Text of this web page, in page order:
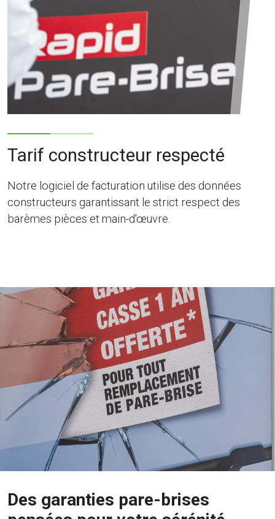
Tarif constructeur respecté
Notre logiciel de facturation utilise des données
constructeurs garantissant le strict respect des
barèmes pièces et main-d'œuvre.
Des garanties pare-brises